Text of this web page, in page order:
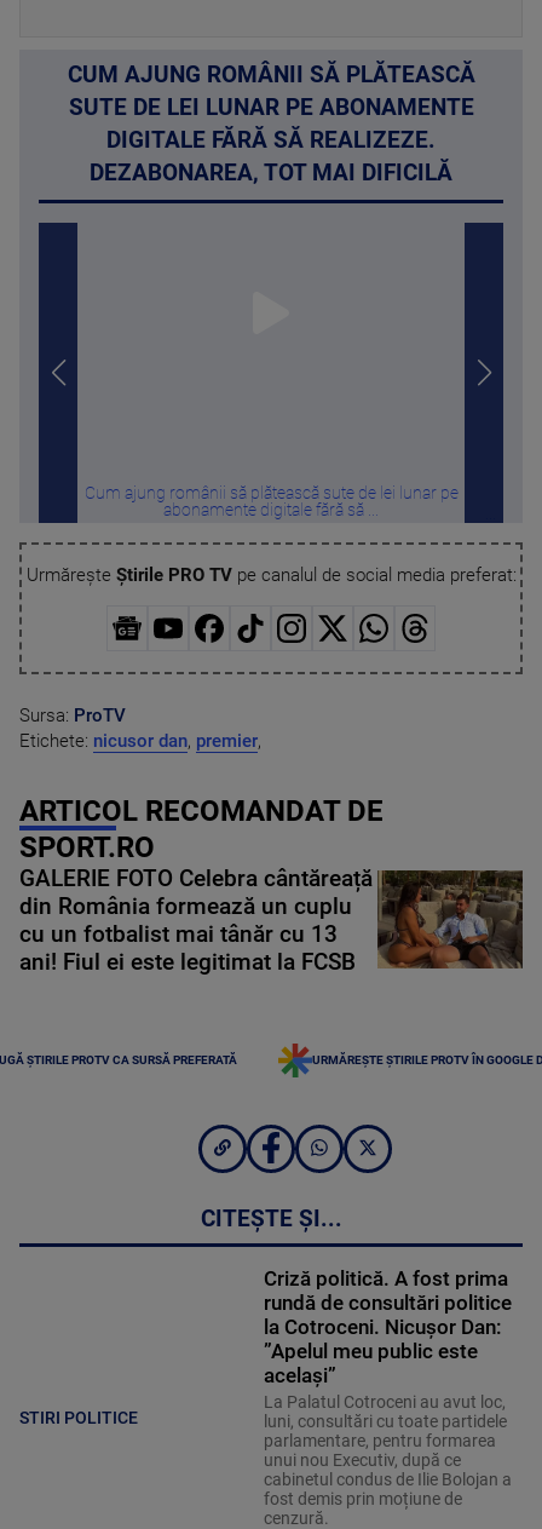
CUM AJUNG ROMÂNII SĂ PLĂTEASCĂ
SUTE DE LEI LUNAR PE ABONAMENTE
DIGITALE FĂRĂ SĂ REALIZEZE.
DEZABONAREA, TOT MAI DIFICILĂ
Cum ajung românii să plătească sute de lei lunar pe
abonamente digitale fără să ...
Urmărește Știrile PRO TVpe canalul de social media preferat:
Sursa: ProTV
Etichete: nicusor dan, premier,
ARTICOL RECOMANDAT DE
SPORT.RO
GALERIE FOTO Celebra cântăreață
din România formează un cuplu
cu un fotbalist mai tânăr cu 13
ani! Fiul ei este legitimat la FCSB
ȘTIRILE PROTV CA SURSĂ PREFERATĂ URMĂREȘTE ȘTIRILE PROTV ÎN GOOGLE
CITEȘTE ȘI...
STIRI POLITICE
Criză politică. A fost prima
rundă de consultări politice
la Cotroceni. Nicușor Dan:
”Apelul meu public este
același”
La Palatul Cotroceni au avut loc,
luni, consultări cu toate partidele
parlamentare, pentru formarea
unui nou Executiv, după ce
cabinetul condus de Ilie Bolojan a
fost demis prin moțiune de
cenzură.